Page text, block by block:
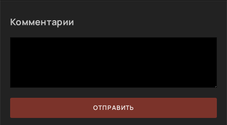
Комментарии
ОТПРАВИТЬ